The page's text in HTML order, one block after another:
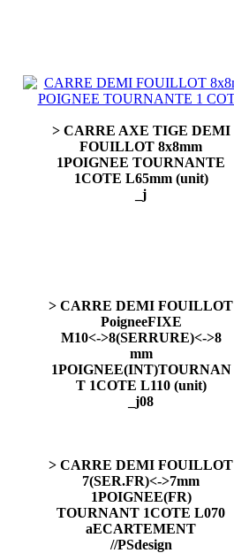
> CARRE AXE TIGE DEMI
FOUILLOT 8x8mm
1POIGNEE TOURNANTE
1COTE L65mm (unit)
_j
> CARRE DEMI FOUILLOT
PoigneeFIXE
M10<->8(SERRURE)<->8
mm
1POIGNEE(INT)TOURNAN
T 1COTE L110 (unit)
_j08
> CARRE DEMI FOUILLOT
7(SER.FR)<->7mm
1POIGNEE(FR)
TOURNANT 1COTE L070
aECARTEMENT
//PSdesign